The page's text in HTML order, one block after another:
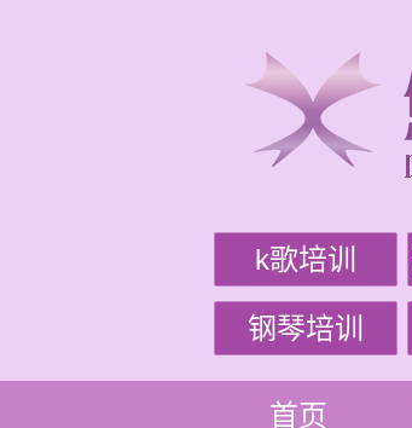
k歌培训
钢琴培训
首页